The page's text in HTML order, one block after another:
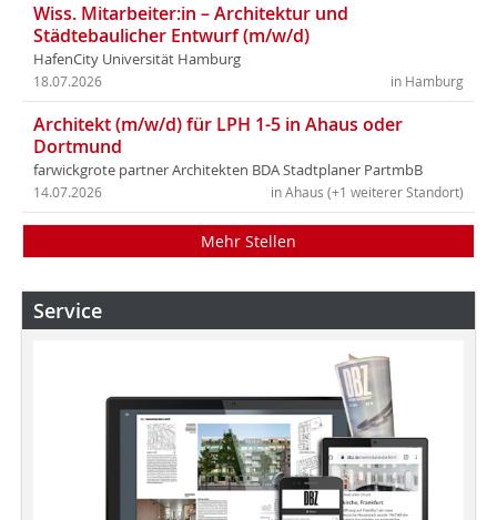
Wiss. Mitarbeiter:in – Architektur und
Städtebaulicher Entwurf (m/w/d)
HafenCity Universität Hamburg
in Hamburg
18.07.2026
Architekt (m/w/d) für LPH 1-5 in Ahaus oder
Dortmund
farwickgrote partner Architekten BDA Stadtplaner PartmbB
in Ahaus (+1 weiterer Standort)
14.07.2026
Mehr Stellen
Service